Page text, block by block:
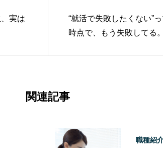
実は
“就活で失敗したくない”
時点で、もう失敗してる。
関連記事
職種紹